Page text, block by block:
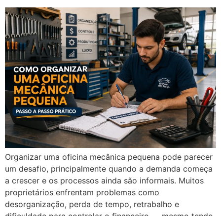
Organizar uma oficina mecânica pequena pode parecer
um desafio, principalmente quando a demanda começa
a crescer e os processos ainda são informais. Muitos
proprietários enfrentam problemas como
desorganização, perda de tempo, retrabalho e